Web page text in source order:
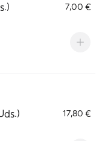
7,00 €
17,80 €